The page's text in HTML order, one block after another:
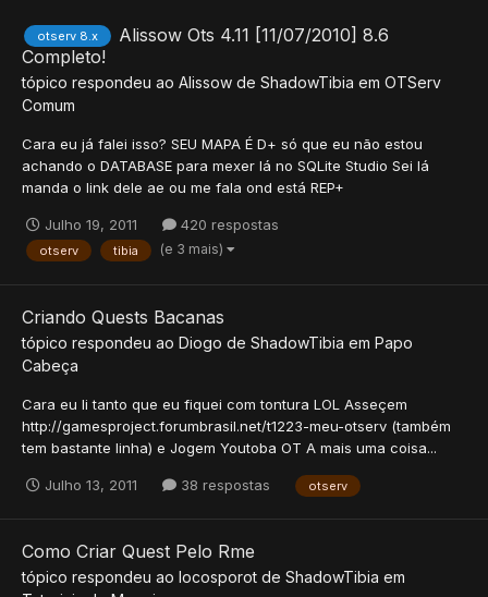
otserv 8.x
Alissow Ots 4.11 [11/07/2010] 8.6
Completo!
tópico respondeu ao Alissow de ShadowTibia em OTServ
Comum
Cara eu já falei isso? SEU MAPA É D+ só que eu não estou
achando o DATABASE para mexer lá no SQLite Studio Sei lá
manda o link dele ae ou me fala ond está REP+
Julho 19, 2011 420 respostas
otserv tibia (e 3 mais)
Criando Quests Bacanas
tópico respondeu ao Diogo de ShadowTibia em Papo
Cabeça
Cara eu li tanto que eu fiquei com tontura LOL Asseçem
http://gamesproject.forumbrasil.net/t1223-meu-otserv (também
tem bastante linha) e Jogem Youtoba OT A mais uma coisa...
Julho 13, 2011 38 respostas otserv
Como Criar Quest Pelo Rme
tópico respondeu ao locosporot de ShadowTibia em